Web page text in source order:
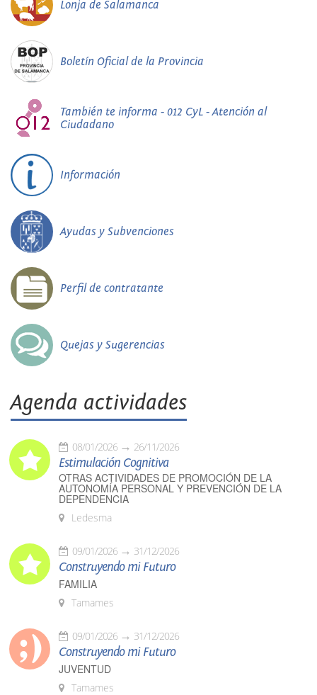
Lonja de Salamanca
Boletín Oficial de la Provincia
También te informa - 012 CyL - Atención al
Ciudadano
Información
Ayudas y Subvenciones
Perfil de contratante
Quejas y Sugerencias
Agenda actividades
08/01/2026 26/11/2026
Estimulación Cognitiva
OTRAS ACTIVIDADES DE PROMOCIÓN DE LA
AUTONOMÍA PERSONAL Y PREVENCIÓN DE LA
DEPENDENCIA
Ledesma
09/01/2026 31/12/2026
Construyendo mi Futuro
FAMILIA
Tamames
09/01/2026 31/12/2026
Construyendo mi Futuro
JUVENTUD
Tamames